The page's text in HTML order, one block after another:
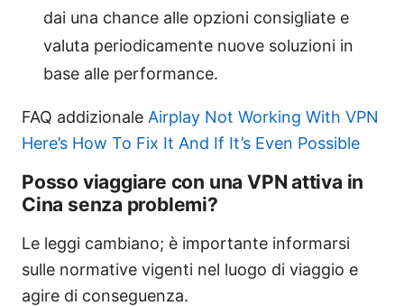
dai una chance alle opzioni consigliate e
valuta periodicamente nuove soluzioni in
base alle performance.
FAQ addizionale Airplay Not Working With VPN
Here’s How To Fix It And If It’s Even Possible
Posso viaggiare con una VPN attiva in
Cina senza problemi?
Le leggi cambiano; è importante informarsi
sulle normative vigenti nel luogo di viaggio e
agire di conseguenza.